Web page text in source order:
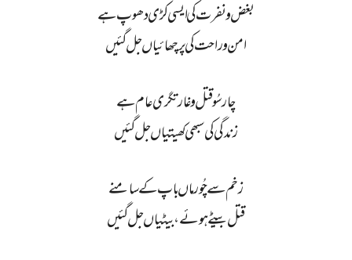
بغض و نفرت کی ایسی کڑی دھوپ ہے
امن و راحت کی پرچھائیاں جل گئیں
چار سُو قتل و غارتگری عام ہے
زندگی کی سبھی کھیتیاں جل گئیں
زخم سے چُور ماں باپ کے سامنے
قتل بیٹے ہوئے، بیٹیاں جل گئیں